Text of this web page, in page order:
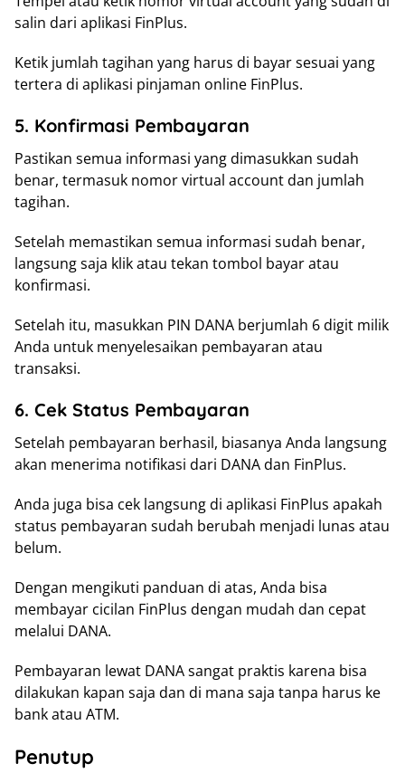
salin dari aplikasi FinPlus.
Ketik jumlah tagihan yang harus di bayar sesuai yang
tertera di aplikasi pinjaman online FinPlus.
5. Konfirmasi Pembayaran
Pastikan semua informasi yang dimasukkan sudah
benar, termasuk nomor virtual account dan jumlah
tagihan.
Setelah memastikan semua informasi sudah benar,
langsung saja klik atau tekan tombol bayar atau
konfirmasi.
Setelah itu, masukkan PIN DANA berjumlah 6 digit milik
Anda untuk menyelesaikan pembayaran atau
transaksi.
6. Cek Status Pembayaran
Setelah pembayaran berhasil, biasanya Anda langsung
akan menerima notifikasi dari DANA dan FinPlus.
Anda juga bisa cek langsung di aplikasi FinPlus apakah
status pembayaran sudah berubah menjadi lunas atau
belum.
Dengan mengikuti panduan di atas, Anda bisa
membayar cicilan FinPlus dengan mudah dan cepat
melalui DANA.
Pembayaran lewat DANA sangat praktis karena bisa
dilakukan kapan saja dan di mana saja tanpa harus ke
bank atau ATM.
Penutup